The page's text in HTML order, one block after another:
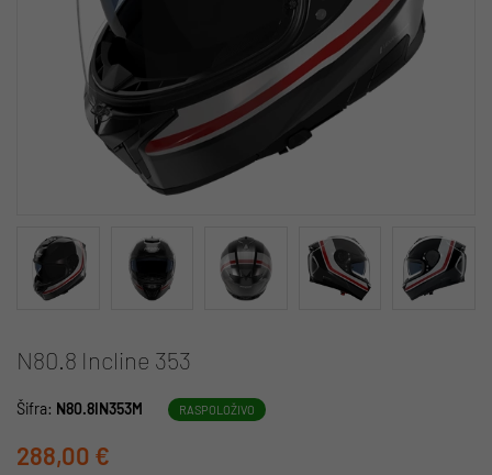
N80.8 Incline 353
Šifra: N80.8IN353M RASPOLOŽIVO
288,00 €